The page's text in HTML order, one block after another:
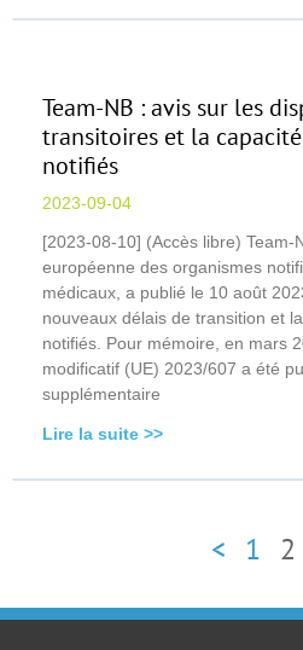
Team-NB : avis sur les
transitoires et la
notifiés
2023-09-04
[2023-08-10] (Accès libre) Team-
européenne des organismes
médicaux, a publié le 10 août
nouveaux délais de transition et
notifiés. Pour mémoire, en mars
modificatif (UE) 2023/607 a été
supplémentaire
Lire la suite >>
< 1 2